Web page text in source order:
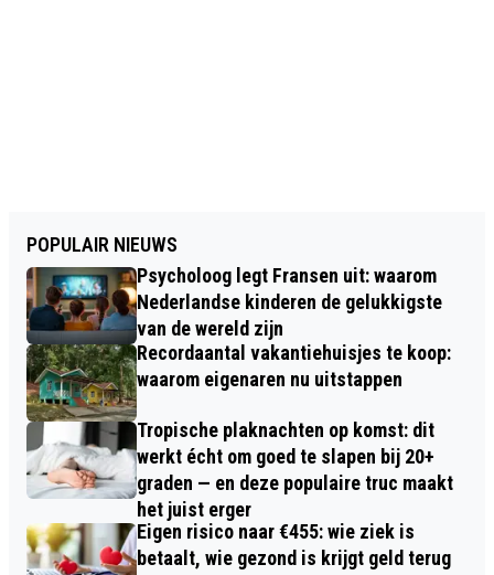
POPULAIR NIEUWS
Psycholoog legt Fransen uit: waarom
Nederlandse kinderen de gelukkigste
van de wereld zijn
Recordaantal vakantiehuisjes te koop:
waarom eigenaren nu uitstappen
Tropische plaknachten op komst: dit
werkt écht om goed te slapen bij 20+
graden — en deze populaire truc maakt
het juist erger
Eigen risico naar €455: wie ziek is
betaalt, wie gezond is krijgt geld terug